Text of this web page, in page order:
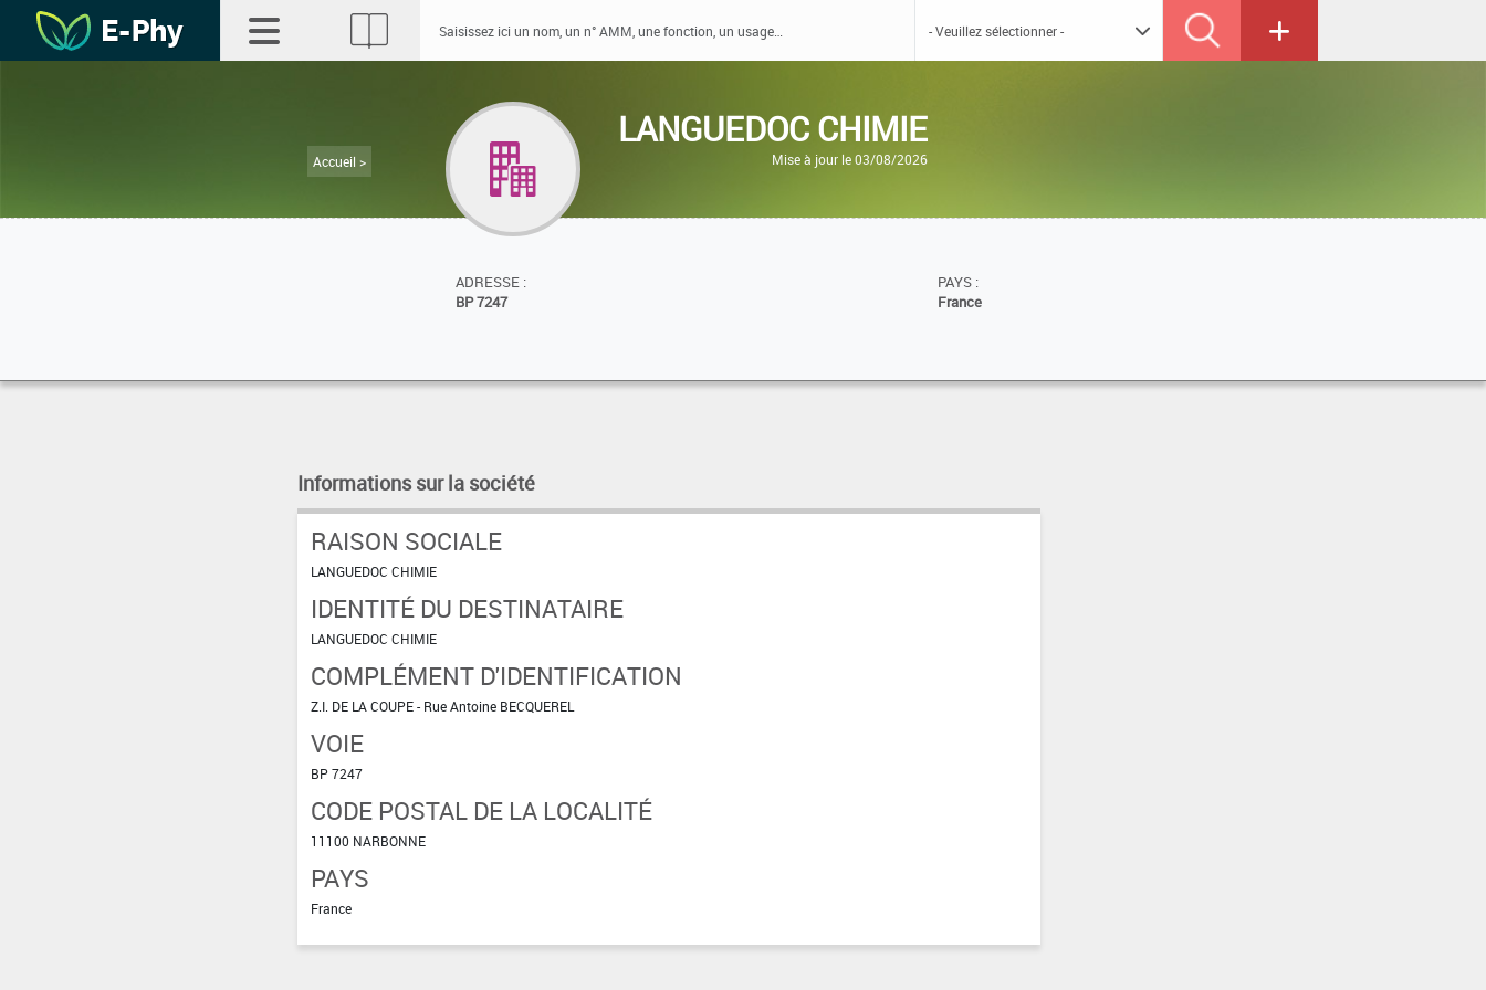
Accueil >
LANGUEDOC CHIMIE
Mise à jour le 03/08/2026
ADRESSE :
BP 7247
PAYS :
France
Informations sur la société
RAISON SOCIALE
LANGUEDOC CHIMIE
IDENTITÉ DU DESTINATAIRE
LANGUEDOC CHIMIE
COMPLÉMENT D'IDENTIFICATION
Z.I. DE LA COUPE - Rue Antoine BECQUEREL
VOIE
BP 7247
CODE POSTAL DE LA LOCALITÉ
11100 NARBONNE
PAYS
France